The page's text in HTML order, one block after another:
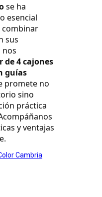
se ha
esencial
combinar
sus
nos
de 4 cajones
guías
promete no
sino
práctica
y ventajas